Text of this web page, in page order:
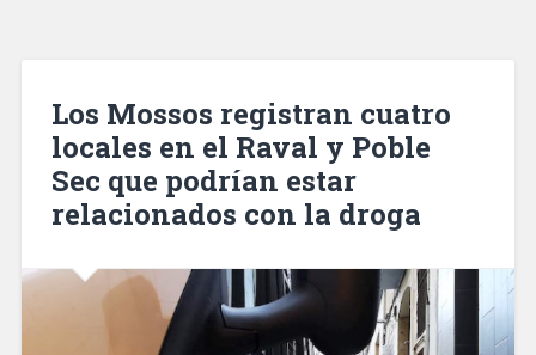
Los Mossos registran cuatro
locales en el Raval y Poble
Sec que podrían estar
relacionados con la droga